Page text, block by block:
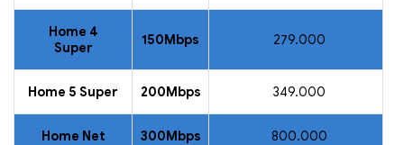
Home 4
Super
150Mbps 279.000
Home 5 Super 200Mbps 349.000
Home Net 300Mbps 800.000